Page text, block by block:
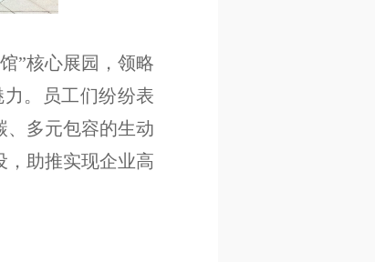
”核心展园，领略
。员工们纷纷表
、多元包容的生动
，助推实现企业高